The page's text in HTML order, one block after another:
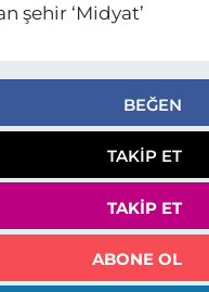
şehir ‘Midyat’
BEĞEN
TAKIP ET
TAKIP ET
ABONE OL